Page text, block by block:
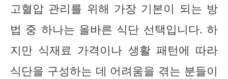
고혈압 관리를 위해 가장 기본이 되는 방
법 중 하나는 올바른 식단 선택입니다. 하
지만 식재료 가격이나 생활 패턴에 따라
식단을 구성하는 데 어려움을 겪는 분들이